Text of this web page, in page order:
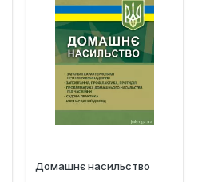
Домашнє насильство